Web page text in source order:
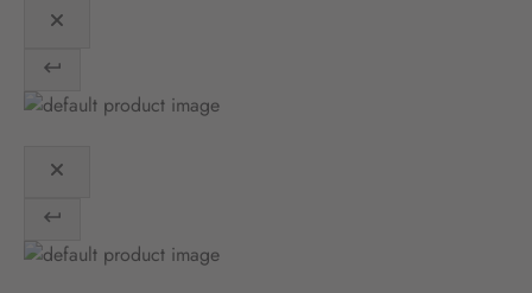
: